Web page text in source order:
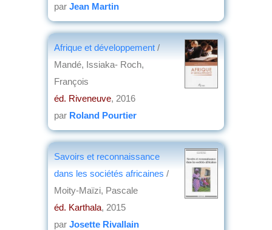
par Jean Martin
Afrique et développement /
Mandé, Issiaka- Roch,
François
éd. Riveneuve, 2016
par Roland Pourtier
Savoirs et reconnaissance
dans les sociétés africaines /
Moity-Maïzi, Pascale
éd. Karthala, 2015
par Josette Rivallain